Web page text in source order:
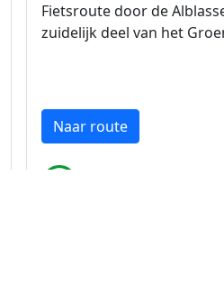
Fietsroute door de
zuidelijk deel van het
Naar route